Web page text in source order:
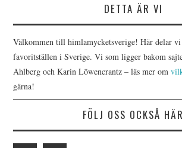
DETTA ÄR VI
Välkommen till himlamycketsverige! Här delar vi
favoritställen i Sverige. Vi som ligger bakom
Ahlberg och Karin Löwencrantz – läs mer om
gärna!
FÖLJ OSS OCKSÅ HÄR